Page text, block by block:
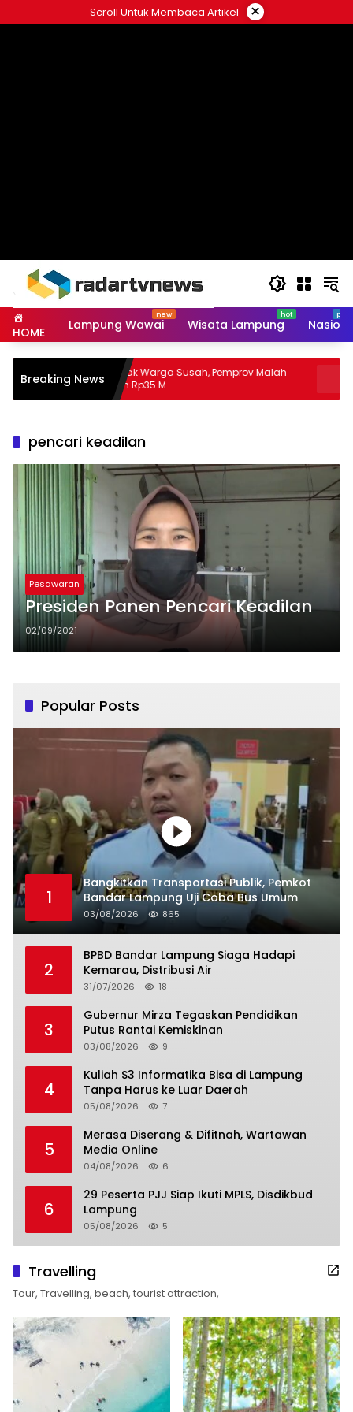
to
Scroll Untuk Membaca Artikel ×
HOME Lampung Wawai Wisata Lampung
Breaking NewsBanyak Warga Susah, Pemprov Malah
Hibah Rp35 M
pencari keadilan
Pesawaran
Presiden Panen Pencari Keadilan
02/09/2021
Popular Posts
1
Bangkitkan Transportasi Publik, Pemkot
Bandar Lampung Uji Coba Bus Umum
03/08/2026 865
2
BPBD Bandar Lampung Siaga Hadapi
Kemarau, Distribusi Air
31/07/2026 18
3
Gubernur Mirza Tegaskan Pendidikan
Putus Rantai Kemiskinan
03/08/2026 9
4
Kuliah S3 Informatika Bisa di Lampung
Tanpa Harus ke Luar Daerah
05/08/2026 7
5
Merasa Diserang & Difitnah, Wartawan
Media Online
04/08/2026 6
6
29 Peserta PJJ Siap Ikuti MPLS, Disdikbud
Lampung
05/08/2026 5
Travelling
Tour, Travelling, beach, tourist attraction,